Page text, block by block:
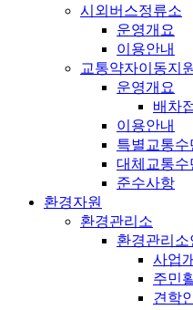
시외버스정류소
운영개요
이용안내
교통약자이동지
운영개요
배차
이용안내
특별교통수
대체교통수
준수사항
환경자원
환경관리소
환경관리소
사업
주민
견학